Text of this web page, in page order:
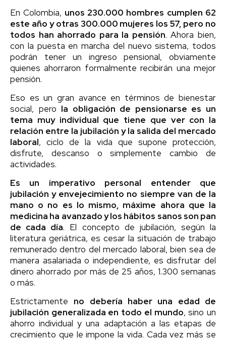
En Colombia, unos 230.000 hombres cumplen 62
este año y otras 300.000 mujeres los 57, pero no
todos han ahorrado para la pensión. Ahora bien,
con la puesta en marcha del nuevo sistema, todos
podrán tener un ingreso pensional, obviamente
quienes ahorraron formalmente recibirán una mejor
pensión.
Eso es un gran avance en términos de bienestar
social, pero la obligación de pensionarse es un
tema muy individual que tiene que ver con la
relación entre la jubilación y la salida del mercado
laboral, ciclo de la vida que supone protección,
disfrute, descanso o simplemente cambio de
actividades.
Es un imperativo personal entender que
jubilación y envejecimiento no siempre van de la
mano o no es lo mismo, máxime ahora que la
medicina ha avanzado y los hábitos sanos son pan
de cada día. El concepto de jubilación, según la
literatura geriátrica, es cesar la situación de trabajo
remunerado dentro del mercado laboral, bien sea de
manera asalariada o independiente, es disfrutar del
dinero ahorrado por más de 25 años, 1.300 semanas
o más.
Estrictamente no debería haber una edad de
jubilación generalizada en todo el mundo, sino un
ahorro individual y una adaptación a las etapas de
crecimiento que le impone la vida. Cada vez más se